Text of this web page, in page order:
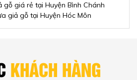
giá rẻ tại Huyện Bình Chánh
giả gỗ tại Huyện Hóc Môn
KHÁCH HÀNG